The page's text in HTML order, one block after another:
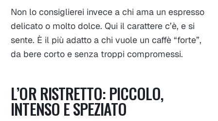
Non lo consiglierei invece a chi ama un espresso
delicato o molto dolce. Qui il carattere c’è, e si
sente. È il più adatto a chi vuole un caffè “forte”,
da bere corto e senza troppi compromessi.
L’OR RISTRETTO: PICCOLO,
INTENSO E SPEZIATO